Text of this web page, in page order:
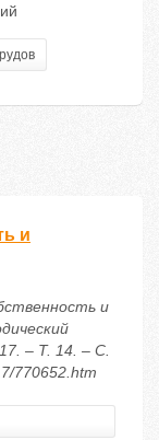
и
и
– Т. 14. – С.
770652.htm